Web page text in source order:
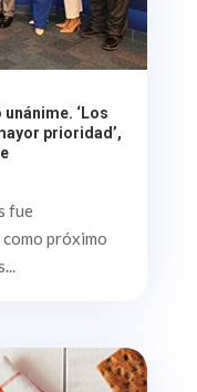
‘Los
prioridad’,
fue
próximo